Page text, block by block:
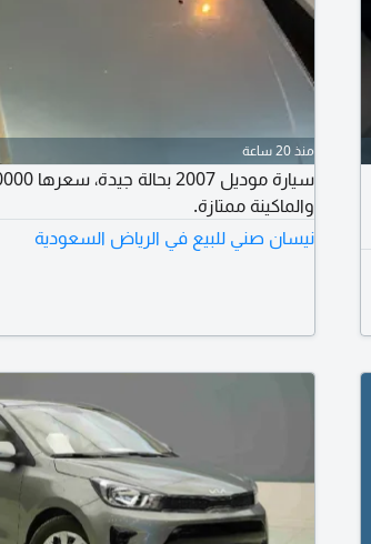
منذ 20 ساعة
والماكينة ممتازة.
نيسان صني للبيع في الرياض السعودية